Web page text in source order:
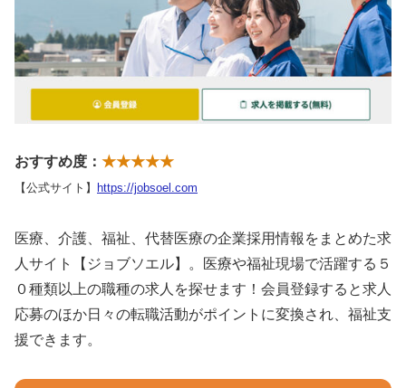
おすすめ度： ★★★★★
【公式サイト】 https://jobsoel.com
医療、介護、福祉、代替医療の企業採用情報をまとめた求
人サイト【ジョブソエル】。医療や福祉現場で活躍する５
０種類以上の職種の求人を探せます！会員登録すると求人
応募のほか日々の転職活動がポイントに変換され、福祉支
援できます。